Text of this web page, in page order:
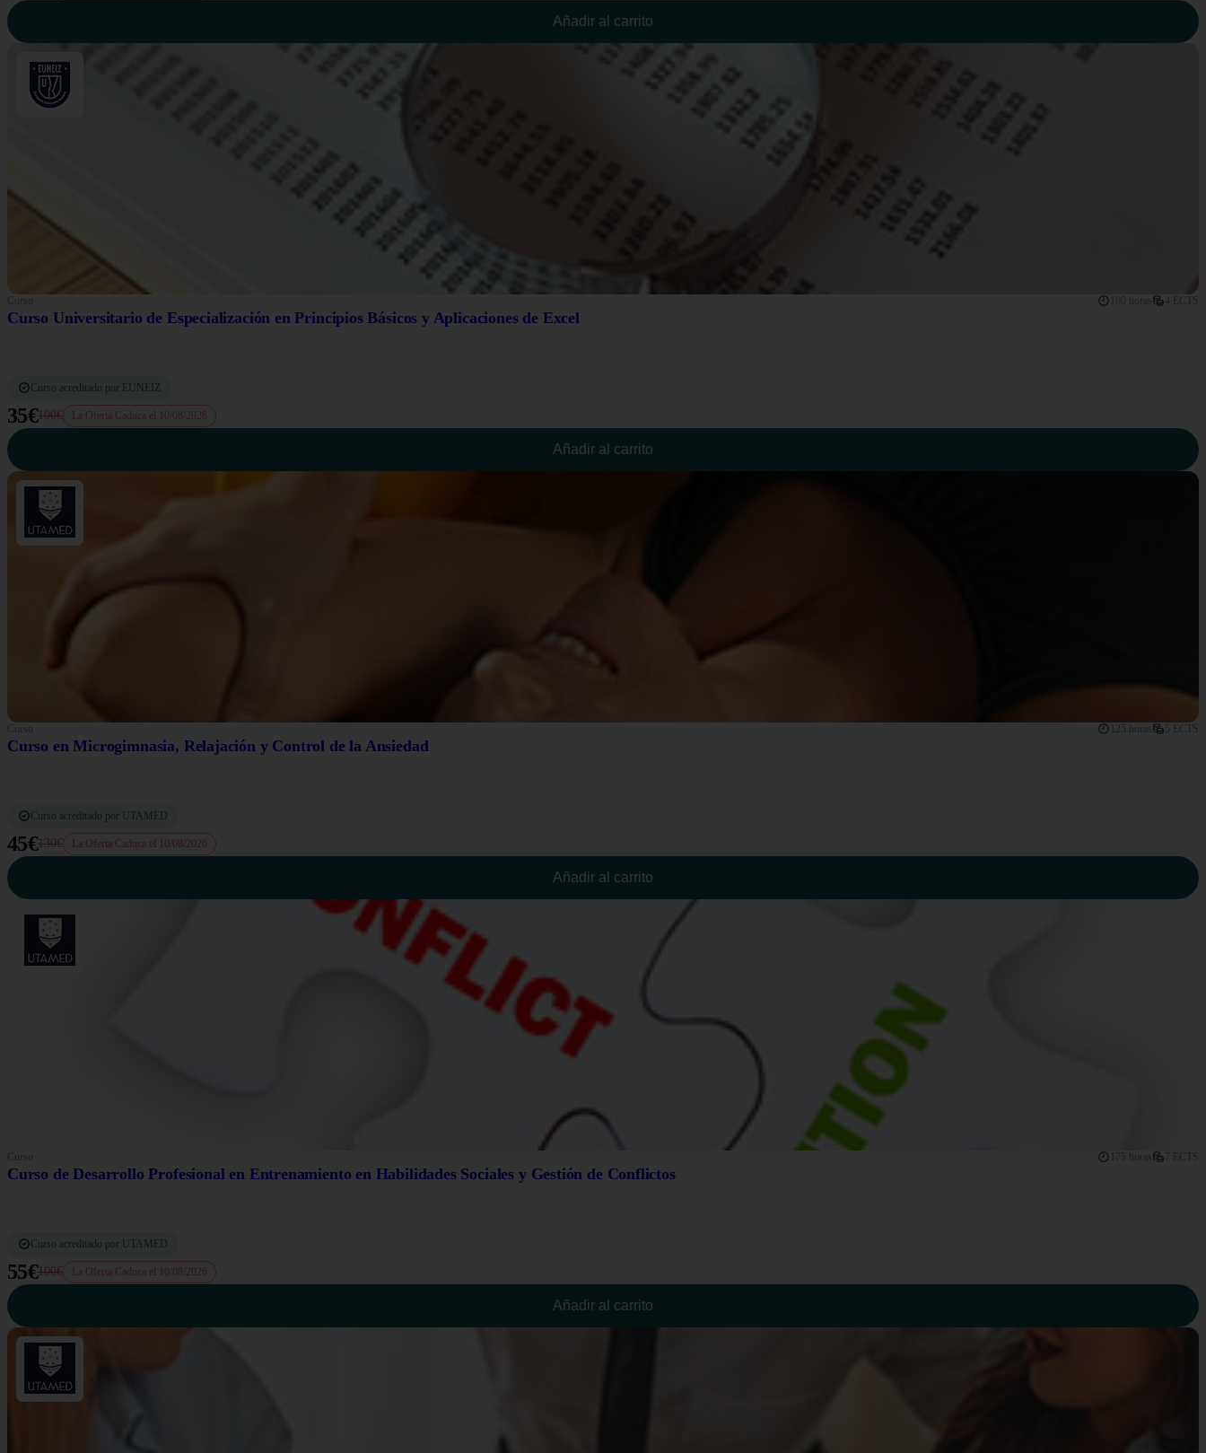
Añadir al carrito
Curso 100 horas 4 ECTS
Curso Universitario de Especialización en Principios Básicos y Aplicaciones de Excel
Curso acreditado por EUNEIZ
35€100€ La Oferta Caduca el 10/08/2026
Añadir al carrito
Curso 125 horas 5 ECTS
Curso en Microgimnasia, Relajación y Control de la Ansiedad
Curso acreditado por UTAMED
45€130€ La Oferta Caduca el 10/08/2026
Añadir al carrito
Curso 175 horas 7 ECTS
Curso de Desarrollo Profesional en Entrenamiento en Habilidades Sociales y Gestión de Conflictos
Curso acreditado por UTAMED
55€100€ La Oferta Caduca el 10/08/2026
Añadir al carrito